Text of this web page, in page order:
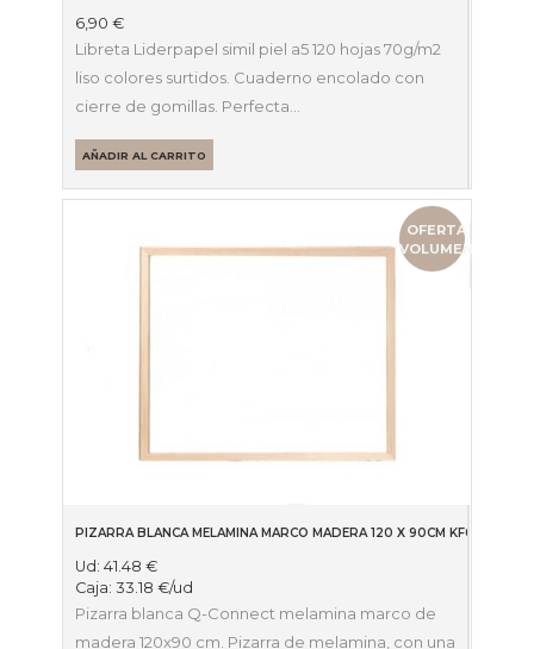
6,90€
Libreta Liderpapel simil piel a5 120 hojas 70g/m2
liso colores surtidos. Cuaderno encolado con
cierre de gomillas. Perfecta…
AÑADIR AL CARRITO
OFERTA
VOLUMEN
PIZARRA BLANCA MELAMINA MARCO MADERA 120 X 90CM KF03572
Ud:41.48€
Caja:33.18€/ud
Pizarra blanca Q-Connect melamina marco de
madera 120x90 cm. Pizarra de melamina, con una